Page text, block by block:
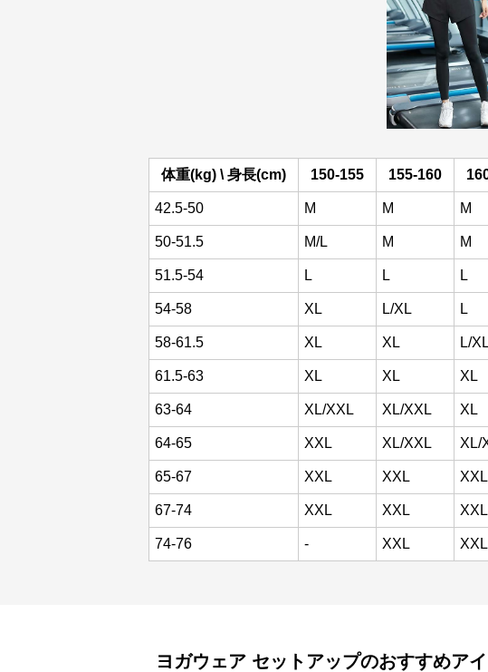
体重(kg) \ 身長(cm) 150-155 155-160
42.5-50 M M M
50-51.5 M/L M M
51.5-54 L L L
54-58 XL L/XL L
58-61.5 XL XL L/XL
61.5-63 XL XL XL
63-64 XL/XXL XL/XXL XL
64-65 XXL XL/XXL XL/
65-67 XXL XXL XXL
67-74 XXL XXL XXL
74-76 - XXL XXL
ヨガウェア セットアップのおすすめア